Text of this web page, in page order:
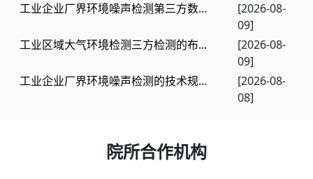
工业企业厂界环境噪声检测第三方数...
[2026-08-
09]
工业区域大气环境检测三方检测的布...
[2026-08-
09]
工业企业厂界环境噪声检测的技术规...
[2026-08-
08]
院所合作机构